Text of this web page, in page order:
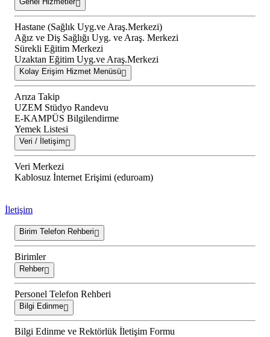
Hastane (Sağlık Uyg.ve Araş.Merkezi)
Ağız ve Diş Sağlığı Uyg. ve Araş. Merkezi
Sürekli Eğitim Merkezi
Uzaktan Eğitim Uyg.ve Araş.Merkezi
Kolay Erişim Hizmet Menüsü
Arıza Takip
UZEM Stüdyo Randevu
E-KAMPÜS Bilgilendirme
Yemek Listesi
Veri / İletişim
Veri Merkezi
Kablosuz İnternet Erişimi (eduroam)
İletişim
Birim Telefon Rehberi
Birimler
Rehber
Personel Telefon Rehberi
Bilgi Edinme
Bilgi Edinme ve Rektörlük İletişim Formu